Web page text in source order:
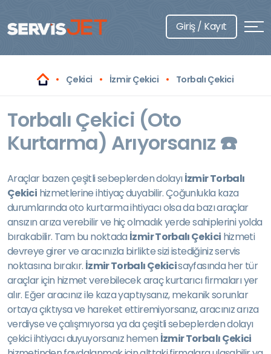
Giriş / Kayıt
Çekici İzmir Çekici Torbalı Çekici
Torbalı Çekici (Oto
Kurtarma) Arıyorsanız ☎️
Araçlar bazen çeşitli sebeplerden dolayıİzmir Torbalı
Çekici hizmetlerine ihtiyaç duyabilir. Çoğunlukla kaza
durumlarında oto kurtarma ihtiyacı olsa da bazı araçlar
ansızın arıza verebilir ve hiç olmadık yerde sahiplerini yolda
bırakabilir. Tam bu noktada İzmir Torbalı Çekici hizmeti
devreye girer ve aracınızla birlikte sizi istediğiniz servis
noktasına bırakır. İzmir Torbalı Çekicisayfasında her tür
araçlar için hizmet verebilecek araç kurtarıcı firmaları yer
alır. Eğer aracınız ile kaza yaptıysanız, mekanik sorunlar
ortaya çıktıysa ve hareket ettiremiyorsanız, aracınız arıza
verdiyse ve çalışmıyorsa ya da çeşitli sebeplerden dolayı
çekici ihtiyacı duyuyorsanız hemen İzmir Torbalı Çekici